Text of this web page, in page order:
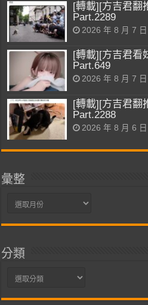
[轉載][方吉君翻
Part.2289
2026 年 8 月 7 日
[轉載][方吉君看
Part.649
2026 年 8 月 7 日
[轉載][方吉君翻
Part.2288
2026 年 8 月 6 日
彙整
彙
分類
分